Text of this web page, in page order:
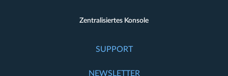
Zentralisiertes Konsole
SUPPORT
NEWSLETTER